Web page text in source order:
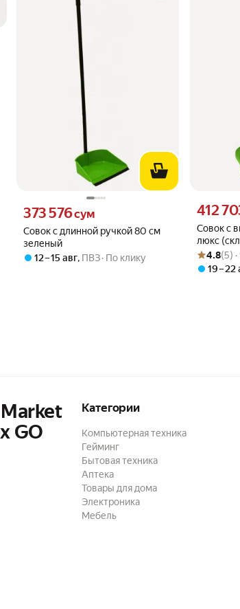
Совок с длинной ручкой 80 см
зеленый
Цена 373576 сум вместо
373 576сум
12 – 15 авг, ПВЗ По клику
Совок с
люкс
М 5196
Цена
412
Рейтинг
Оценок: (5)
4.8(5)
19 – 22
GO
Категории
Компьютерная техника
Гейминг
Бытовая техника
Аптека
Товары для дома
Электроника
Мебель